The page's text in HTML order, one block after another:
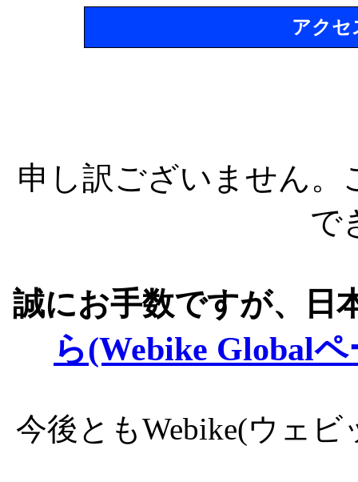
アクセ
申し訳ございません
で
誠にお手数ですが、日
ら(Webike Global
今後ともWebike(ウェ